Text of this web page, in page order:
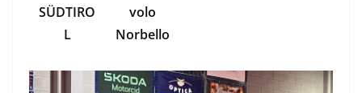
SÜDTIRO
L
volo
Norbello